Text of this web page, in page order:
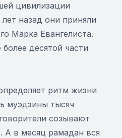
цивилизации
назад они приняли
Марка Евангелиста.
десятой части
ритм жизни
муэдзины тысяч
созывают
А в месяц рамадан вся